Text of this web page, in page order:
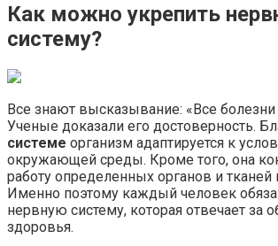
Как можно укрепить
систему?
Все знают высказывание: «Все болезни
Ученые доказали его достоверность.
системе организм адаптируется к
окружающей среды. Кроме того, она
работу определенных органов и
Именно поэтому каждый человек
нервную систему, которая отвечает за
здоровья.